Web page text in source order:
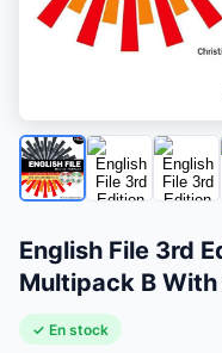
English File 3rd
Multipack B With
✓ En stock